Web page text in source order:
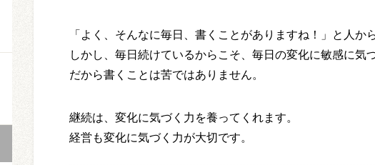
「よく、そんなに毎日、書くことがありますね！」と人か
しかし、毎日続けているからこそ、毎日の変化に敏感に気
だから書くことは苦ではありません。
継続は、変化に気づく力を養ってくれます。
経営も変化に気づく力が大切です。